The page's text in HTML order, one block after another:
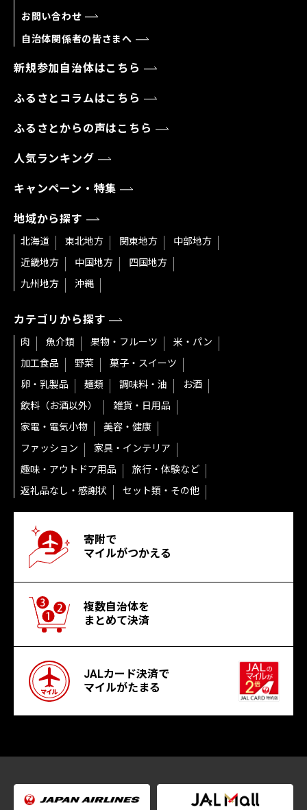
お問い合わせ
自治体関係者の皆さまへ
新規参加自治体はこちら
ふるさとコラムはこちら
ふるさとからの声はこちら
人気ランキング
キャンペーン・特集
地域から探す
北海道 東北地方 関東地方
中部地方
近畿地方
中国地方
四国地方
九州地方
沖縄
カテゴリから探す
肉 魚介類 果物・フルーツ
米・パン
加工食品
野菜
菓子・スイーツ
卵・乳製品
麺類 調味料・油
お酒
飲料（お酒以外）
雑貨・日用品
家電・電気小物
美容・健康
ファッション
家具・インテリア
趣味・アウトドア用品
旅行・体験など
返礼品なし・感謝状
セット類・その他
寄附で
マイルがつかえる
複数自治体を
まとめて決済
JALカード決済で
マイルがたまる